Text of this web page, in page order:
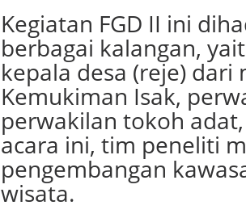
G
D
)
I
I
D
i
I
S
A
Kegiatan FGD II ini
berbagai kalangan,
kepala desa (reje) dari
Kemukiman Isak,
perwakilan tokoh
acara ini, tim peneliti
pengembangan
wisata.